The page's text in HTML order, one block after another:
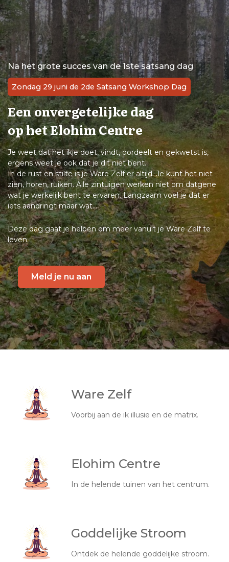
Na het grote succes van de 1ste satsang dag
Zondag 29 juni de 2de Satsang Workshop Dag
Een onvergetelijke dag
op het Elohim Centre
Je weet dat het ikje doet, vindt, oordeelt en gekwetst is,
ergens weet je ook dat je dit niet bent.
In de rust en stilte is je Ware Zelf er altijd. Je kunt het niet
zien, horen, ruiken. Alle zintuigen werken niet om datgene
wat je werkelijk bent te ervaren. Langzaam voel je dat er
iets aandringt maar wat...
Deze dag gaat je helpen om meer vanuit je Ware Zelf te
leven.
Meld je nu aan
Ware Zelf
Voorbij aan de ik illusie en de matrix.
Elohim Centre
In de helende tuinen van het centrum.
Goddelijke Stroom
Ontdek de helende goddelijke stroom.